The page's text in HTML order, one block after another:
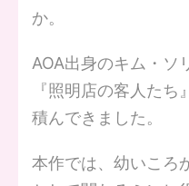
か。
AOA出身のキム・ソ
『照明店の客人た
積んできました。
本作では、幼いころ